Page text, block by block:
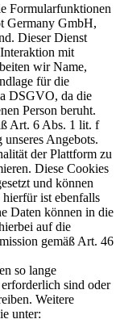
Formularfunktionen
Germany GmbH,
Dieser Dienst
mit
wir Name,
für die
DSGVO, da die
Person beruht.
Art. 6 Abs. 1 lit. f
Angebots.
der Plattform zu
Diese Cookies
und können
ist ebenfalls
Daten können in die
auf die
gemäß Art. 46
so lange
sind oder
Weitere
unter: